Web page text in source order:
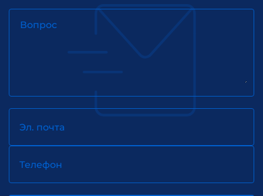
Вопрос
Эл. почта
Телефон